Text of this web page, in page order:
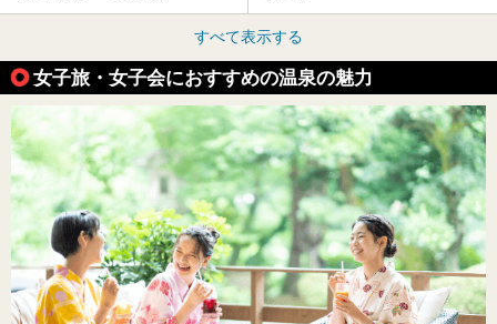
すべて表示する
女子旅・女子会におすすめの温泉の魅力